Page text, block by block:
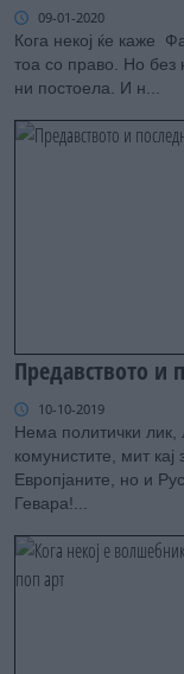
09-01-2020
Кога некој ќе каже
тоа со право. Но
ни постоела. И н...
Предавството и
10-10-2019
Нема политички
комунистите, мит
Европјаните, но и
Гевара!...